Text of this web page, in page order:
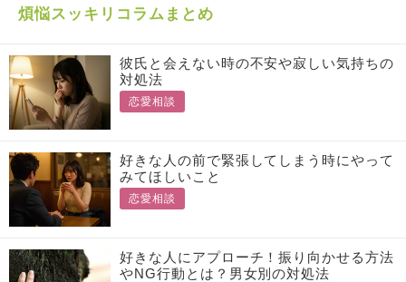
煩悩スッキリコラムまとめ
彼氏と会えない時の不安や寂しい気持ちの
対処法
恋愛相談
好きな人の前で緊張してしまう時にやって
みてほしいこと
恋愛相談
好きな人にアプローチ！振り向かせる方法
やNG行動とは？男女別の対処法